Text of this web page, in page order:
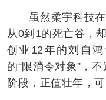
虽然柔宇科技在“
从0到1的死亡谷，
创业12年的刘自
的“限消令对象”，
阶段，正值壮年，